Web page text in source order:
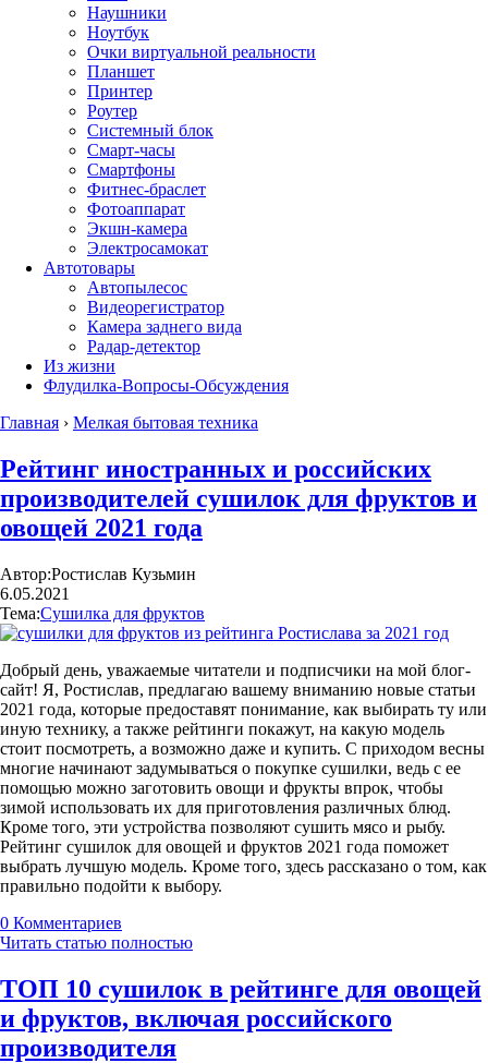
Наушники
Ноутбук
Очки виртуальной реальности
Планшет
Принтер
Роутер
Системный блок
Смарт-часы
Смартфоны
Фитнес-браслет
Фотоаппарат
Экшн-камера
Электросамокат
Автотовары
Автопылесос
Видеорегистратор
Камера заднего вида
Радар-детектор
Из жизни
Флудилка-Вопросы-Обсуждения
Главная › Мелкая бытовая техника
Рейтинг иностранных и российских
производителей сушилок для фруктов и
овощей 2021 года
Автор:Ростислав Кузьмин
6.05.2021
Тема:Сушилка для фруктов
Добрый день, уважаемые читатели и подписчики на мой блог-
сайт! Я, Ростислав, предлагаю вашему вниманию новые статьи
2021 года, которые предоставят понимание, как выбирать ту или
иную технику, а также рейтинги покажут, на какую модель
стоит посмотреть, а возможно даже и купить. С приходом весны
многие начинают задумываться о покупке сушилки, ведь с ее
помощью можно заготовить овощи и фрукты впрок, чтобы
зимой использовать их для приготовления различных блюд.
Кроме того, эти устройства позволяют сушить мясо и рыбу.
Рейтинг сушилок для овощей и фруктов 2021 года поможет
выбрать лучшую модель. Кроме того, здесь рассказано о том, как
правильно подойти к выбору.
0 Комментариев
Читать статью полностью
ТОП 10 сушилок в рейтинге для овощей
и фруктов, включая российского
производителя